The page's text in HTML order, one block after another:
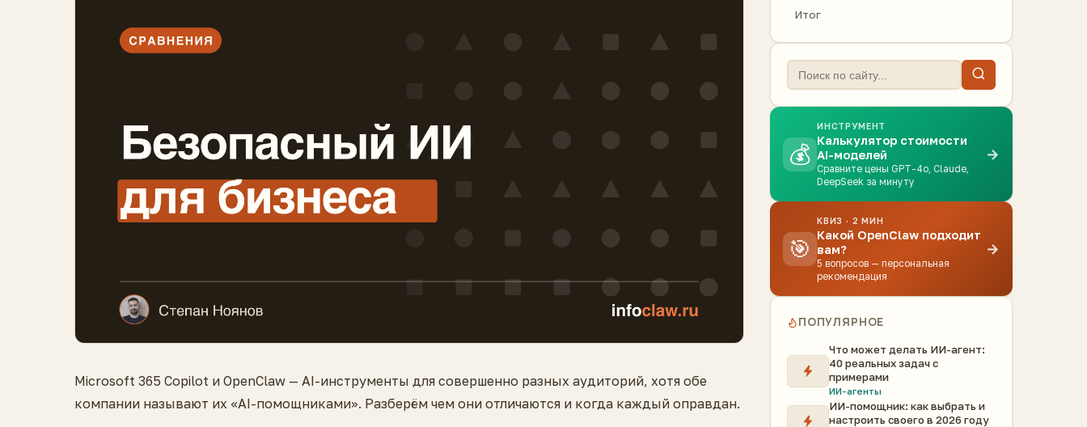
Microsoft 365 Copilot и OpenClaw — AI-инструменты для совершенно разных аудиторий, хотя обе
компании называют их «AI-помощниками». Разберём чем они отличаются и когда каждый оправдан.
Итог
💰
ИНСТРУМЕНТ
Калькулятор стоимости
AI-моделей
Сравните цены GPT-4o, Claude,
DeepSeek за минуту
→
🎯
КВИЗ · 2 МИН
Какой OpenClaw подходит
вам?
5 вопросов — персональная
рекомендация
→
ПОПУЛЯРНОЕ
Что может делать ИИ-агент:
40 реальных задач с
примерами
ИИ-агенты
ИИ-помощник: как выбрать и
настроить своего в 2026 году